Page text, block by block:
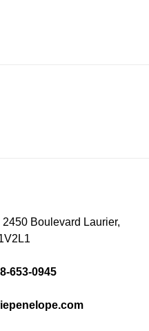
2450 Boulevard Laurier,
653-0945